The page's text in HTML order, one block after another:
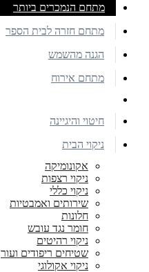
מתחם הנמכרים ביותר
מתחם חזרה לבית הספר
הגנה מהשמש
מתחם אירוח
חיטוי והיגיינה
ניקוי הבית
אקונומיקה
ניקוי רצפות
ניקוי כללי
שירותים ואמבטיות
חלונות
חומר נגד עובש
ניקוי רהיטים
שטיחים ריפודים ועור
ניקוי אקולוגי